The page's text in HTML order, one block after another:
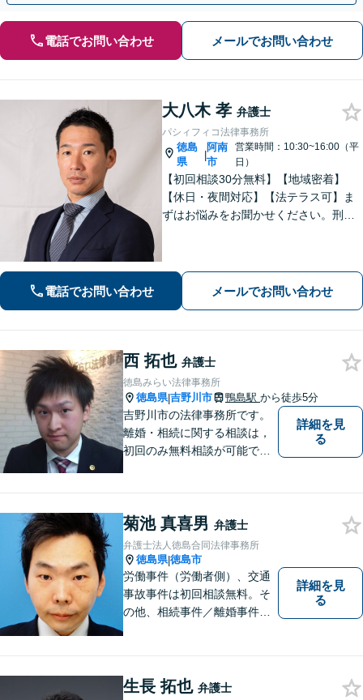
電話でお問い合わせ メールでお問い合わせ
大八木 孝 弁護士
パシィフィコ法律事務所
徳島
県
|
阿南
市
営業時間：10:30~16:00（平
日）
【初回相談30分無料】【地域密着】
【休日・夜間対応】【法テラス可】ま
ずはお悩みをお聞かせください。刑事
状況から抜け出すお手伝いをします。
電話でお問い合わせ メールでお問い合わせ
西 拓也 弁護士
徳島みらい法律事務所
徳島県|吉野川市 鴨島駅 から徒歩5分
吉野川市の法律事務所です。
離婚・相続に関する相談は，
初回のみ無料相談が可能です
詳細を見
る
菊池 真喜男 弁護士
弁護士法人徳島合同法律事務所
徳島県|徳島市
労働事件（労働者側）、交通
事故事件は初回相談無料。そ
の他、相続事件／離婚事件／
れます。【無料駐車場】
詳細を見
る
生長 拓也 弁護士